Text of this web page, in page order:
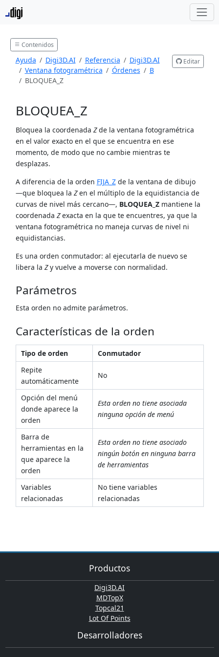
Contenidos
Ayuda Digi3D.AI Referencia
Digi3D.AI
Ventana fotogramétrica
Órdenes
B
BLOQUEA_Z
Editar
BLOQUEA_Z
Bloquea la coordenada Zde la ventana fotogramétrica
en el valor exacto en el que se encuentra en ese
momento, de modo que no cambie mientras te
desplazas.
A diferencia de la orden FIJA_Zde la ventana de dibujo
—que bloquea la Zen el múltiplo de la equidistancia de
curvas de nivel más cercano—, BLOQUEA_Zmantiene la
coordenada Zexacta en la que te encuentres, ya que la
ventana fotogramétrica no maneja curvas de nivel ni
equidistancias.
Es una orden conmutador: al ejecutarla de nuevo se
libera la Zy vuelve a moverse con normalidad.
Parámetros
Esta orden no admite parámetros.
Características de la orden
Tipo de orden
Conmutador
Repite
automáticamente
No
Opción del menú
donde aparece la
orden
Esta orden no tiene asociada
ninguna opción de menú
Barra de
herramientas en la
que aparece la
orden
Esta orden no tiene asociado
ningún botón en ninguna barra
de herramientas
Variables
relacionadas
No tiene variables
relacionadas
Productos
Digi3D.AI
MDTopX
Topcal21
Lot Of Points
Desarrolladores